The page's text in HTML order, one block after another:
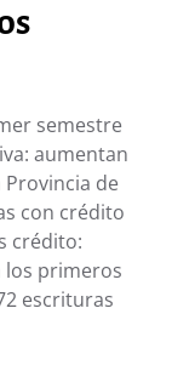
semestre
aumentan
de
con crédito
crédito:
los primeros
escrituras